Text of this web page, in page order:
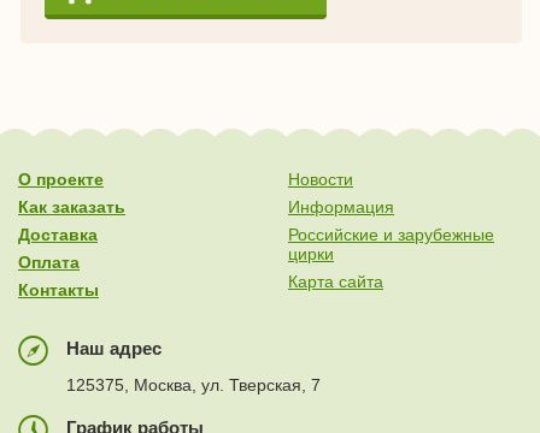
О проекте
Как заказать
Доставка
Оплата
Контакты
Новости
Информация
Российские и зарубежные
цирки
Карта сайта
Наш адрес
125375, Москва, ул. Тверская, 7
График работы